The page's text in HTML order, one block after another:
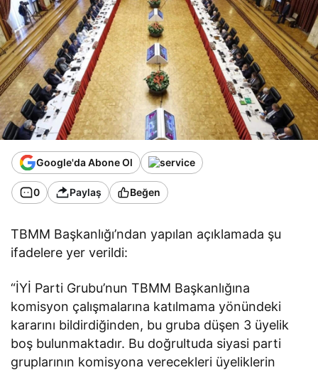
Google'da Abone Ol
0 Paylaş Beğen
TBMM Başkanlığı’ndan yapılan açıklamada şu
ifadelere yer verildi:
“İYİ Parti Grubu’nun TBMM Başkanlığına
komisyon çalışmalarına katılmama yönündeki
kararını bildirdiğinden, bu gruba düşen 3 üyelik
boş bulunmaktadır. Bu doğrultuda siyasi parti
gruplarının komisyona verecekleri üyeliklerin